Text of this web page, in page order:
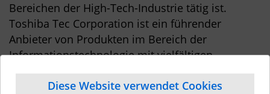
Bereichen der High-Tech-Industrie tätig ist.
Toshiba Tec Corporation ist ein führender
Anbieter von Produkten im Bereich der
Informationstechnologie mit vielfältigen
Einsatzmöglichkeiten in Industrie, Logistik und
Handel sowie im Gesundheitswesen und
Diese Website verwendet Cookies